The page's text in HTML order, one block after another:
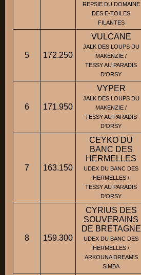
REPSIE DU DOMAINE
DES E-TOILES
FILANTES
5 172.250
VULCANE
JALK DES LOUPS DU
MAKENZIE /
TESSY AU PARADIS
D'ORSY
6 171.950
VYPER
JALK DES LOUPS DU
MAKENZIE /
TESSY AU PARADIS
D'ORSY
7 163.150
CEYKO DU
BANC DES
HERMELLES
UDEX DU BANC DES
HERMELLES /
TESSY AU PARADIS
D'ORSY
8 159.300
CYRIUS DES
SOUVERAINS
DE BRETAGNE
UDEX DU BANC DES
HERMELLES /
ARKOUNA DREAM'S
SIMBA